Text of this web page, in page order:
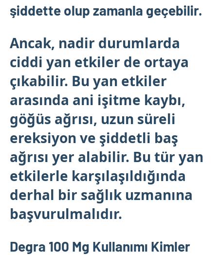
şiddette olup zamanla geçebilir.
Ancak, nadir durumlarda
ciddi yan etkiler de ortaya
çıkabilir. Bu yan etkiler
arasında ani işitme kaybı,
göğüs ağrısı, uzun süreli
ereksiyon ve şiddetli baş
ağrısı yer alabilir. Bu tür yan
etkilerle karşılaşıldığında
derhal bir sağlık uzmanına
başvurulmalıdır.
Degra 100 Mg Kullanımı Kimler